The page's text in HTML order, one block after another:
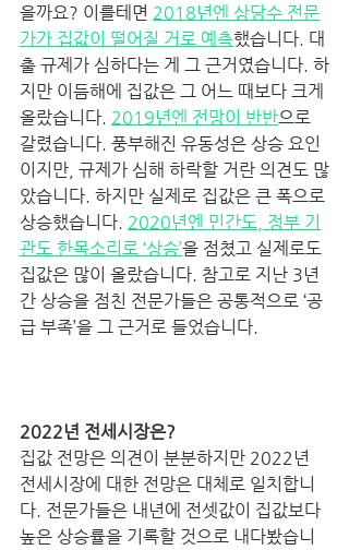
을까요? 이를테면 2018년엔 상당수 전문
가가 집값이 떨어질 거로 예측했습니다. 대
출 규제가 심하다는 게 그 근거였습니다. 하
지만 이듬해에 집값은 그 어느 때보다 크게
올랐습니다. 2019년엔 전망이 반반으로
갈렸습니다. 풍부해진 유동성은 상승 요인
이지만, 규제가 심해 하락할 거란 의견도 많
았습니다. 하지만 실제로 집값은 큰 폭으로
상승했습니다. 2020년엔 민간도, 정부 기
관도 한목소리로 ‘상승’을 점쳤고 실제로도
집값은 많이 올랐습니다. 참고로 지난 3년
간 상승을 점친 전문가들은 공통적으로 ‘공
급 부족’을 그 근거로 들었습니다.  ﻿﻿
2022년 전세시장은?
집값 전망은 의견이 분분하지만 2022년
전세시장에 대한 전망은 대체로 일치합니
다. 전문가들은 내년에 전셋값이 집값보다
높은 상승률을 기록할 것으로 내다봤습니